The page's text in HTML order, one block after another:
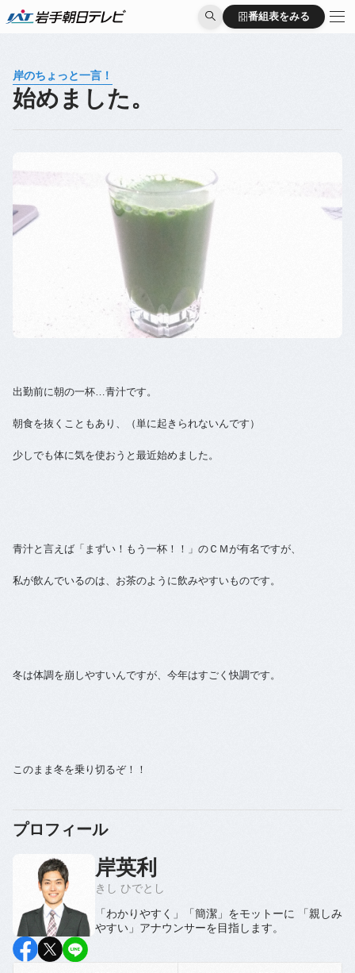
番組表をみる
番組表をみる
岸のちょっと一言！
始めました。
出勤前に朝の一杯…青汁です。
朝食を抜くこともあり、（単に起きられないんです）
少しでも体に気を使おうと最近始めました。
青汁と言えば「まずい！もう一杯！！」のＣＭが有名ですが、
私が飲んでいるのは、お茶のように飲みやすいものです。
冬は体調を崩しやすいんですが、今年はすごく快調です。
このまま冬を乗り切るぞ！！
プロフィール
きし ひでとし
岸英利
「わかりやすく」「簡潔」をモットーに 「親しみ
やすい」アナウンサーを目指します。